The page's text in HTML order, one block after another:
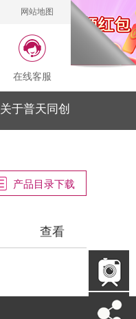
网站地图
在线客服
关于普天同创
产品目录下载
查看